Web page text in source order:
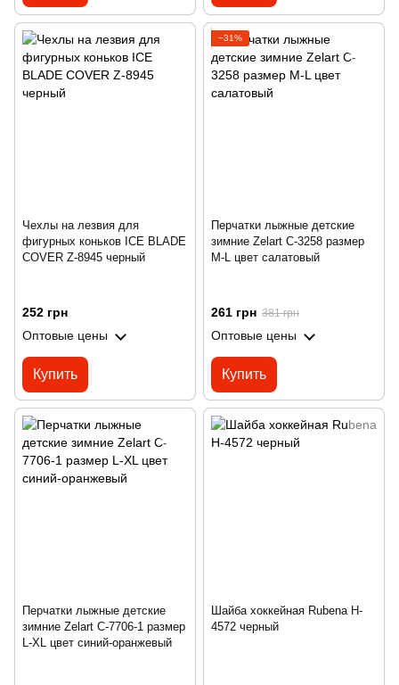
Чехлы на лезвия для
фигурных коньков ICE BLADE
COVER Z-8945 черный
252 грн
Оптовые цены
Купить
−31%
Перчатки лыжные детские
зимние Zelart C-3258 размер
M-L цвет салатовый
261 грн 381 грн
Оптовые цены
Купить
Перчатки лыжные детские
зимние Zelart C-7706-1 размер
L-XL цвет синий-оранжевый
Шайба хоккейная Rubena H-
4572 черный